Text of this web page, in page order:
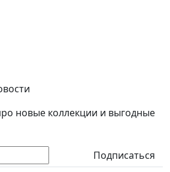
новые коллекции и выгодные
Подписаться